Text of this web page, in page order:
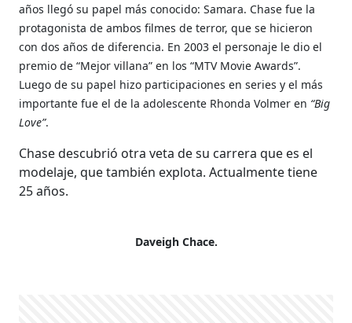
años llegó su papel más conocido: Samara. Chase fue la
protagonista de ambos filmes de terror, que se hicieron
con dos años de diferencia. En 2003 el personaje le dio el
premio de “Mejor villana” en los “MTV Movie Awards”.
Luego de su papel hizo participaciones en series y el más
importante fue el de la adolescente Rhonda Volmer en “Big
Love”.
Chase descubrió otra veta de su carrera que es el
modelaje, que también explota. Actualmente tiene
25 años.
Daveigh Chace.